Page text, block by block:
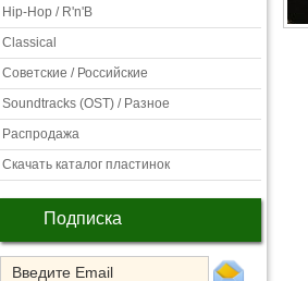
Hip-Hop / R'n'B
Classical
Советские / Российские
Soundtracks (OST) / Разное
Распродажа
Скачать каталог пластинок
Подписка